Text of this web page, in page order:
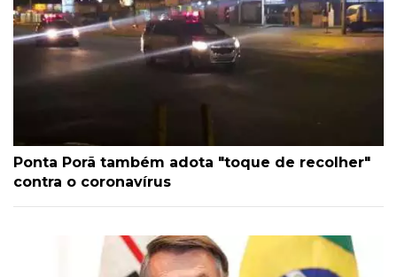
Ponta Porã também adota "toque de recolher"
contra o coronavírus